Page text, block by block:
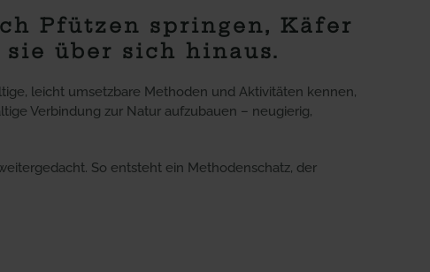
Pfützen springen, Käfer
über sich hinaus.
leicht umsetzbare Methoden und Aktivitäten kennen,
Verbindung zur Natur aufzubauen – neugierig,
So entsteht ein Methodenschatz, der